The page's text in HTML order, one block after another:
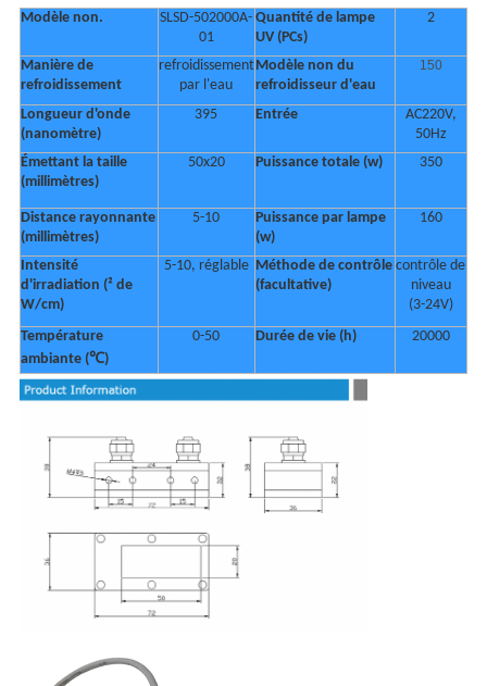
Modèle non.
SLSD-502000A-
01
Quantité de lampe
UV (PCs)
2
Manière de
refroidissement
refroidissement
par l'eau
Modèle non du
refroidisseur d'eau
150
Longueur d'onde
(nanomètre)
395 Entrée
AC220V,
50Hz
Émettant la taille
(millimètres)
50x20 Puissance totale (w) 350
Distance rayonnante
(millimètres)
5-10
Puissance par lampe
(w)
160
Intensité
d'irradiation (² de
W/cm)
5-10, réglable Méthode de contrôle
(facultative)
contrôle de
niveau
(3-24V)
Température
ambiante (℃)
0-50 Durée de vie (h) 20000